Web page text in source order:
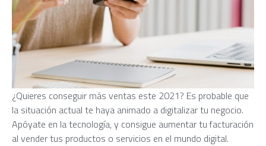
¿Quieres conseguir más ventas este 2021? Es probable que
la situación actual te haya animado a digitalizar tu negocio.
Apóyate en la tecnología, y consigue aumentar tu facturación
al vender tus productos o servicios en el mundo digital.